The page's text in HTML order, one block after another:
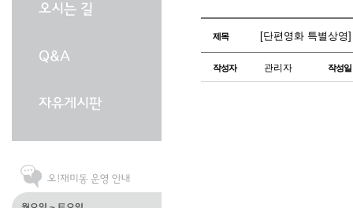
제목 [단편영화 특별상
작성자 관리자 작성일